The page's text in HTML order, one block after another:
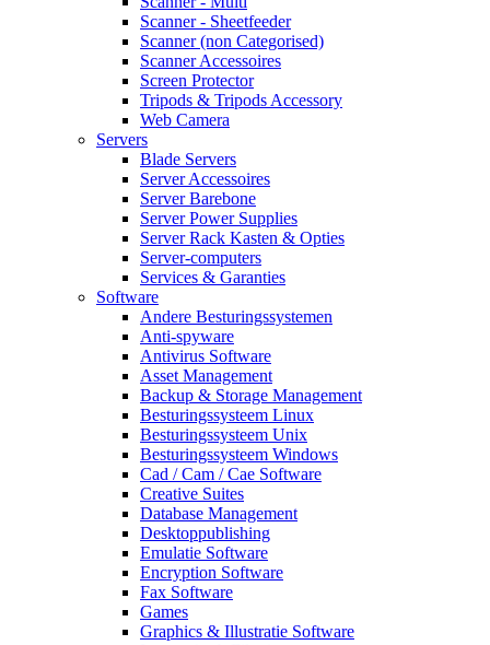
Scanner - Sheetfeeder
Scanner (non Categorised)
Scanner Accessoires
Screen Protector
Tripods & Tripods Accessory
Web Camera
Servers
Blade Servers
Server Accessoires
Server Barebone
Server Power Supplies
Server Rack Kasten & Opties
Server-computers
Services & Garanties
Software
Andere Besturingssystemen
Anti-spyware
Antivirus Software
Asset Management
Backup & Storage Management
Besturingssysteem Linux
Besturingssysteem Unix
Besturingssysteem Windows
Cad / Cam / Cae Software
Creative Suites
Database Management
Desktoppublishing
Emulatie Software
Encryption Software
Fax Software
Games
Graphics & Illustratie Software